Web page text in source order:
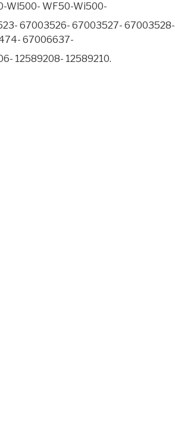
Wl500- WF50-Wi500-
67003526- 67003527- 67003528-
67006637-
12589208- 12589210.